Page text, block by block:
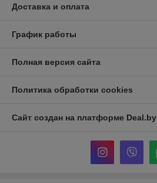
Доставка и оплата
График работы
Полная версия сайта
Политика обработки cookies
Сайт создан на платформе Deal.by